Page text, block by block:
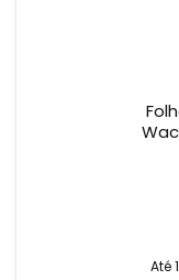
Até